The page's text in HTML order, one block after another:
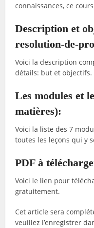
connaissances, ce
Description et
resolution-de-
Voici la description
détails: but et objectifs.
Les modules et
matières):
Voici la liste des 7
toutes les leçons qui y
PDF à
Voici le lien pour
gratuitement.
Cet article sera
veuillez l’enregistrer